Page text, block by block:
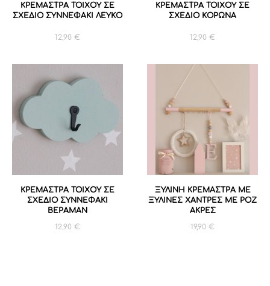
ΚΡΕΜΑΣΤΡΑ ΤΟΙΧΟΥ ΣΕ
ΣΧΕΔΙΟ ΣΥΝΝΕΦΑΚΙ ΛΕΥΚΟ
12,90 €
ΚΡΕΜΑΣΤΡΑ ΤΟΙΧΟΥ ΣΕ
ΣΧΕΔΙΟ ΚΟΡΩΝΑ
12,90 €
ΚΡΕΜΑΣΤΡΑ ΤΟΙΧΟΥ ΣΕ
ΣΧΕΔΙΟ ΣΥΝΝΕΦΑΚΙ
ΒΕΡΑΜΑΝ
12,90 €
ΞΥΛΙΝΗ ΚΡΕΜΑΣΤΡΑ ΜΕ
ΞΥΛΙΝΕΣ ΧΑΝΤΡΕΣ ΜΕ ΡΟΖ
ΑΚΡΕΣ
19,90 €